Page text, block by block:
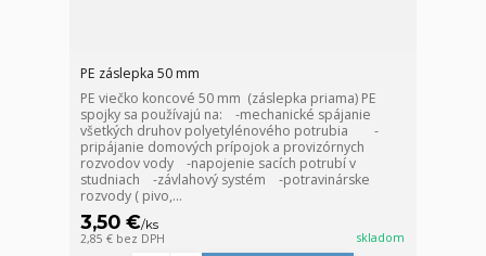
PE záslepka 50 mm
PE viečko koncové 50 mm (záslepka priama) PE
spojky sa používajú na: -mechanické spájanie
všetkých druhov polyetylénového potrubia -
pripájanie domových prípojok a provizórnych
rozvodov vody -napojenie sacích potrubí v
studniach -závlahový systém -potravinárske
rozvody ( pivo,...
3,50 €/ks
2,85 € bez DPH skladom